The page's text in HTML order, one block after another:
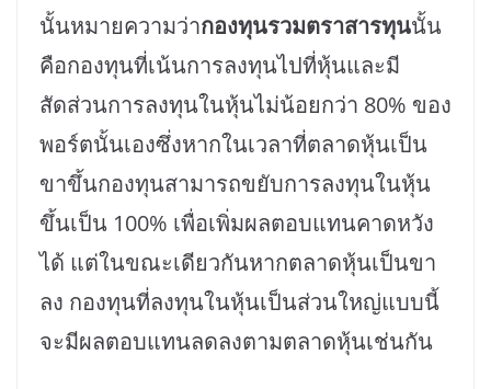
นั้นหมายความว่ากองทุนรวมตราสารทุนนั้น
คือกองทุนที่เน้นการลงทุนไปที่หุ้นและมี
สัดส่วนการลงทุนในหุ้นไม่น้อยกว่า 80% ของ
พอร์ตนั้นเองซึ่งหากในเวลาที่ตลาดหุ้นเป็น
ขาขึ้นกองทุนสามารถขยับการลงทุนในหุ้น
ขึ้นเป็น 100% เพื่อเพิ่มผลตอบแทนคาดหวัง
ได้ แต่ในขณะเดียวกันหากตลาดหุ้นเป็นขา
ลง กองทุนที่ลงทุนในหุ้นเป็นส่วนใหญ่แบบนี้
จะมีผลตอบแทนลดลงตามตลาดหุ้นเช่นกัน